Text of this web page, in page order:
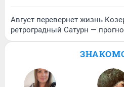
Август перевернет жизнь
ретроградный Сатурн —